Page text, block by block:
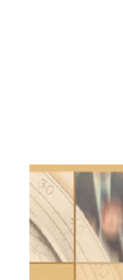
Farklı